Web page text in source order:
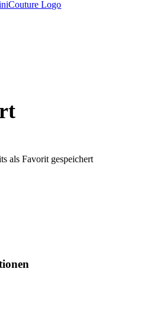
als Favorit gespeichert